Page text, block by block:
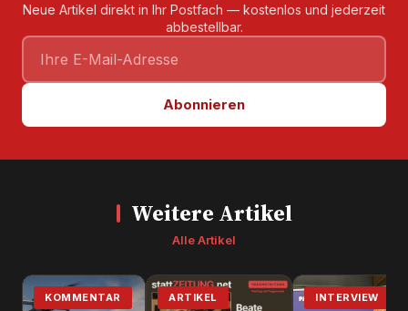
Neue Artikel direkt in Ihr Postfach — kostenlos und jederzeit
abbestellbar.
Abonnieren
Weitere Artikel
Alle Artikel
KOMMENTAR ARTIKEL INTERVIEW